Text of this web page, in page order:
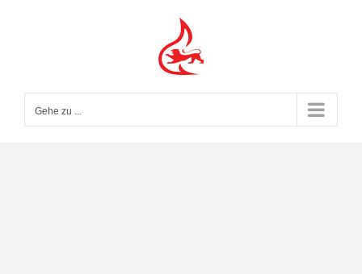
Gehe zu ...